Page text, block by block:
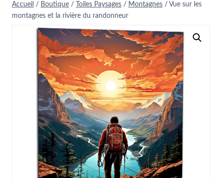
Accueil / Boutique / Toiles Paysages / Montagnes / Vue sur les
montagnes et la rivière du randonneur